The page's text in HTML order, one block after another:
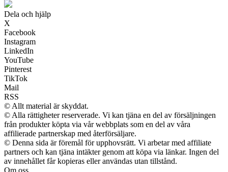
Dela och hjälp
X
Facebook
Instagram
LinkedIn
YouTube
Pinterest
TikTok
Mail
RSS
© Allt material är skyddat.
© Alla rättigheter reserverade. Vi kan tjäna en del av försäljningen
från produkter köpta via vår webbplats som en del av våra
affilierade partnerskap med återförsäljare.
© Denna sida är föremål för upphovsrätt. Vi arbetar med affiliate
partners och kan tjäna intäkter genom att köpa via länkar. Ingen del
av innehållet får kopieras eller användas utan tillstånd.